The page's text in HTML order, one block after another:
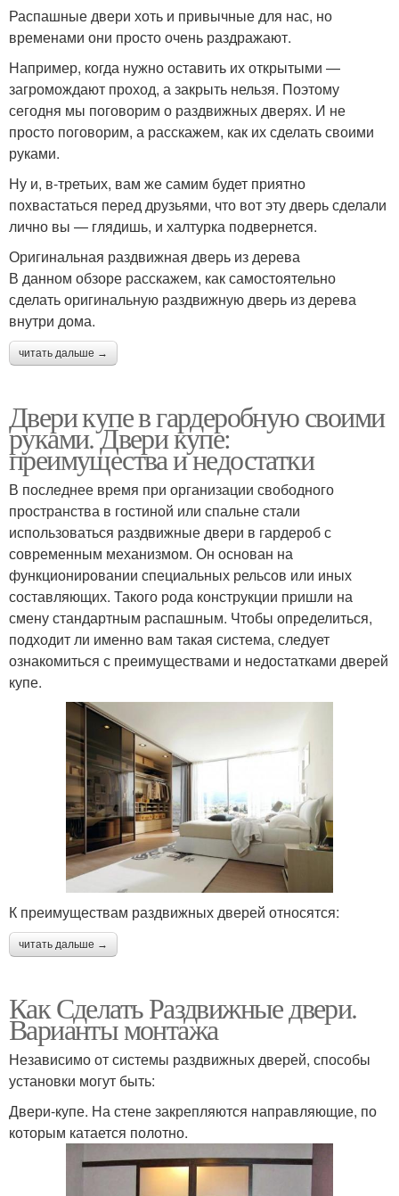
Распашные двери хоть и привычные для нас, но
временами они просто очень раздражают.
Например, когда нужно оставить их открытыми —
загромождают проход, а закрыть нельзя. Поэтому
сегодня мы поговорим о раздвижных дверях. И не
просто поговорим, а расскажем, как их сделать своими
руками.
Ну и, в-третьих, вам же самим будет приятно
похвастаться перед друзьями, что вот эту дверь сделали
лично вы — глядишь, и халтурка подвернется.
Оригинальная раздвижная дверь из дерева
В данном обзоре расскажем, как самостоятельно
сделать оригинальную раздвижную дверь из дерева
внутри дома.
читать дальше →
Двери купе в гардеробную своими
руками. Двери купе:
преимущества и недостатки
В последнее время при организации свободного
пространства в гостиной или спальне стали
использоваться раздвижные двери в гардероб с
современным механизмом. Он основан на
функционировании специальных рельсов или иных
составляющих. Такого рода конструкции пришли на
смену стандартным распашным. Чтобы определиться,
подходит ли именно вам такая система, следует
ознакомиться с преимуществами и недостатками дверей
купе.
К преимуществам раздвижных дверей относятся:
читать дальше →
Как Сделать Раздвижные двери.
Варианты монтажа
Независимо от системы раздвижных дверей, способы
установки могут быть:
Двери-купе. На стене закрепляются направляющие, по
которым катается полотно.